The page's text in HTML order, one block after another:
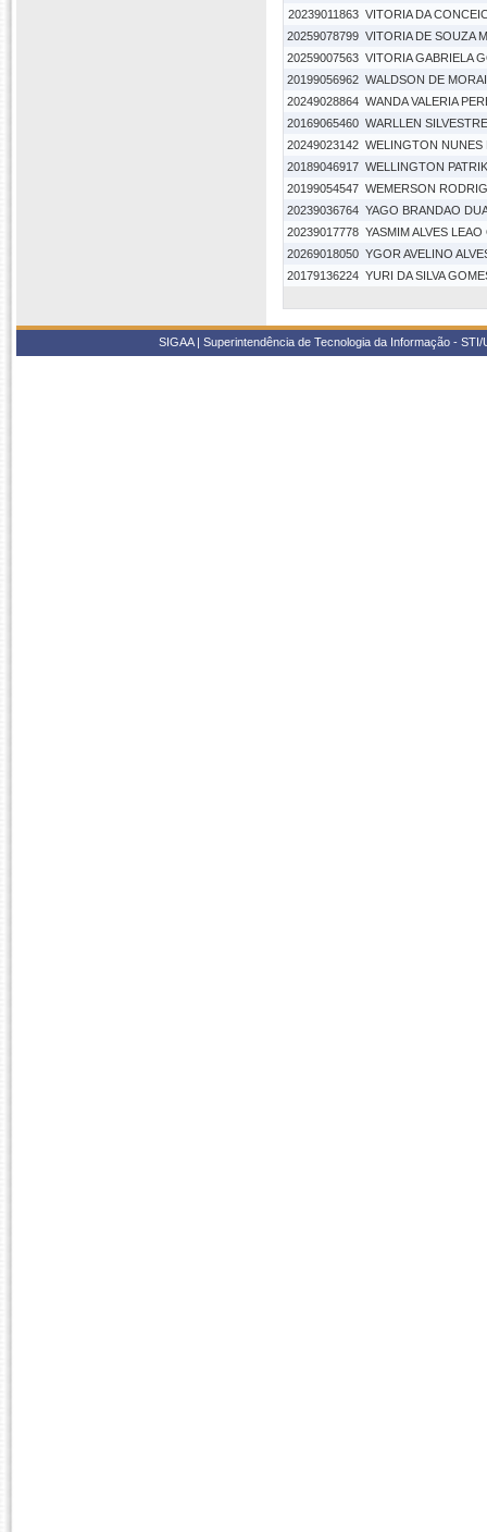
20239011863 VITORIA DA
20259078799 VITORIA DE SOUZA
20259007563 VITORIA GABRIELA
20199056962 WALDSON DE
20249028864 WANDA VALERIA
20169065460 WARLLEN
20249023142 WELINGTON NUNES
20189046917 WELLINGTON
20199054547 WEMERSON
20239036764 YAGO BRANDAO
20239017778 YASMIM ALVES
20269018050 YGOR AVELINO
20179136224 YURI DA SILVA
SIGAA | Superintendência de Tecnologia da Informação -